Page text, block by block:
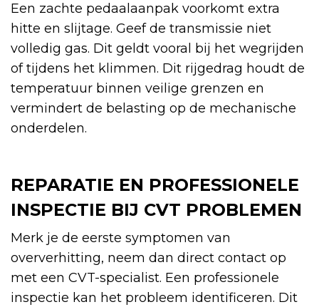
Een zachte pedaalaanpak voorkomt extra
hitte en slijtage. Geef de transmissie niet
volledig gas. Dit geldt vooral bij het wegrijden
of tijdens het klimmen. Dit rijgedrag houdt de
temperatuur binnen veilige grenzen en
vermindert de belasting op de mechanische
onderdelen.
REPARATIE EN PROFESSIONELE
INSPECTIE BIJ CVT PROBLEMEN
Merk je de eerste symptomen van
oververhitting, neem dan direct contact op
met een CVT-specialist. Een professionele
inspectie kan het probleem identificeren. Dit